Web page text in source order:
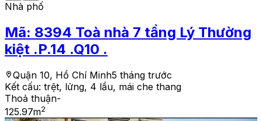
Nhà phố
Mã: 8394 Toà nhà 7 tầng Lý Thường
kiệt .P.14 .Q10 .
Quận 10, Hồ Chí Minh5 tháng trước
Kết cấu: trệt, lửng, 4 lầu, mái che thang
Thoả thuận-
125.97m2